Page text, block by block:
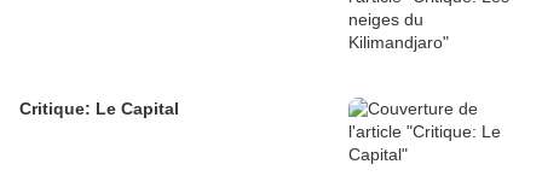
Critique: Le Capital